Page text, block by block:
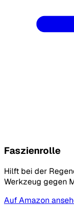
Faszienrolle
Hilft bei der
Werkzeug gegen
Auf Amazon